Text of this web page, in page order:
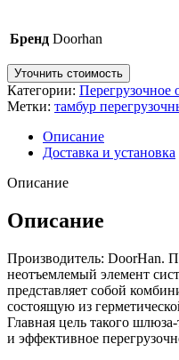
Бренд Doorhan
Уточнить стоимость
Категории: Перегрузочное
Метки: тамбур
Описание
Доставка и установка
Описание
Описание
Производитель: DoorHan.
неотъемлемый элемент
представляет собой
состоящую из
Главная цель такого
и эффективное